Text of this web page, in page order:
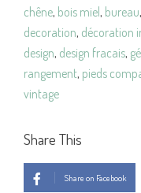
chêne, bois miel, bureau,
decoration, décoration
design, design fracais,
rangement, pieds
vintage
Share This
Share on Facebook